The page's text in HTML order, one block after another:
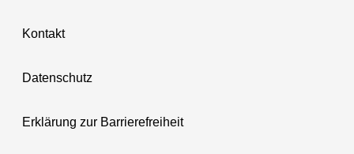
Kontakt
Datenschutz
Erklärung zur Barrierefreiheit